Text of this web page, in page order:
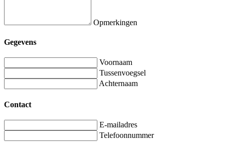
Opmerkingen
Gegevens
Voornaam
Tussenvoegsel
Achternaam
Contact
E-mailadres
Telefoonnummer